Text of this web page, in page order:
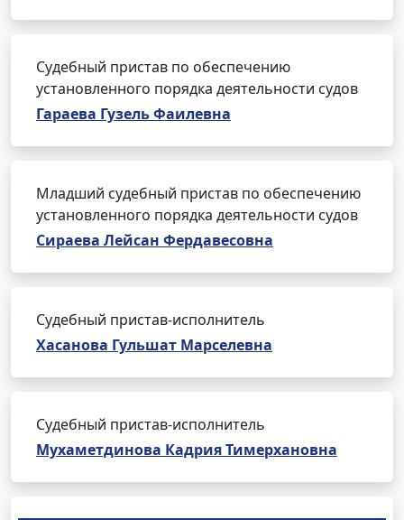
Судебный пристав по обеспечению
установленного порядка деятельности судов
Гараева Гузель Фаилевна
Младший судебный пристав по обеспечению
установленного порядка деятельности судов
Сираева Лейсан Фердавесовна
Судебный пристав-исполнитель
Хасанова Гульшат Марселевна
Судебный пристав-исполнитель
Мухаметдинова Кадрия Тимерхановна